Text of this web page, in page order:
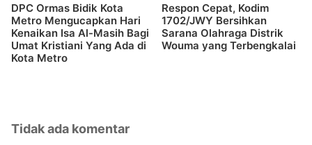
DPC Ormas Bidik Kota
Metro Mengucapkan Hari
Kenaikan Isa Al-Masih Bagi
Umat Kristiani Yang Ada di
Kota Metro
Respon Cepat, Kodim
1702/JWY Bersihkan
Sarana Olahraga Distrik
Wouma yang Terbengkalai
Tidak ada komentar